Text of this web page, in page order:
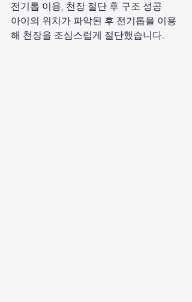
전기톱 이용, 천장 절단 후 구조 성공
아이의 위치가 파악된 후 전기톱을 이용
해 천장을 조심스럽게 절단했습니다.